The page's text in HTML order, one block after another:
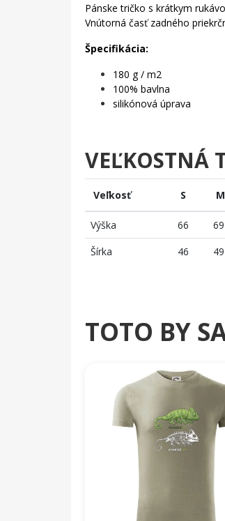
Pánske tričko s krátkym
Vnútorná časť zadného
Špecifikácia:
180 g / m2
100% bavlna
silikónová úprava
VEĽKOSTNÁ
Veľkosť S M
Výška 66 69
Šírka
46 49
TOTO BY